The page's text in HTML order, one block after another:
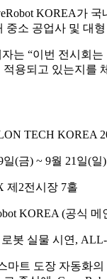
KOREA가
중소 공업사 및 대
는 “이번 전시회
용되고 있는지를
TECH KOREA
일(금) ~ 9월 21일(일)
제2전시장 7홀
KOREA (공식 메
봇 실물 시연,
마트 도장 자동화